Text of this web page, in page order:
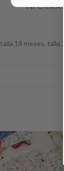
talla 18 meses, talla